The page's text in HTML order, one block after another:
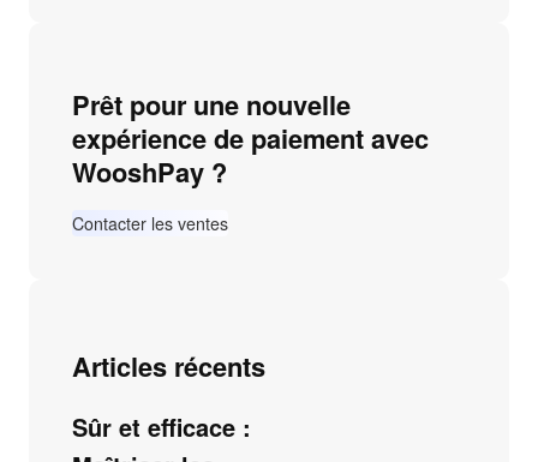
Prêt pour une nouvelle
expérience de paiement avec
WooshPay ?
Contacter les ventes
Articles récents
Sûr et efficace :